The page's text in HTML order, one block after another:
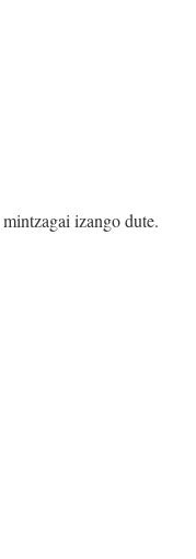
izango dute.